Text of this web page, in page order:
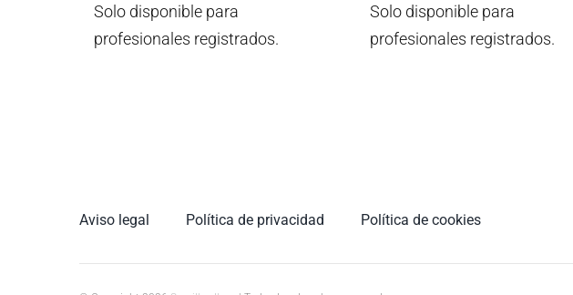
Solo disponible para
profesionales registrados.
Solo disponible para
profesionales registrados.
Aviso legal Política de privacidad Política de cookies